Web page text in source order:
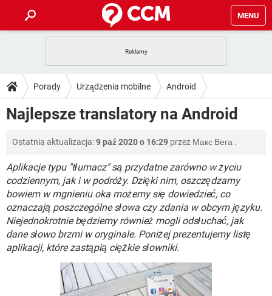
MENU
GRY WHATSAPP
SPOTIFY NETFLIX
PORADY
PlayStation TIKTOK
GRY WHATSAPP
SPOTIFY NETFLIX
INSTAGRAM FACEBOOK
WINDOWS 10
DO POBRANIA
IOS NETFLIX
INSTAGRAM FACEBOOK
WINDOWS 10
FORUM
COVID-19 TIKTOK
GRY WHATSAPP
SPOTIFY NETFLIX
INSTAGRAM FACEBOOK
WINDOWS 10
ARTYKUŁY
COVID-19 TIKTOK
WHATSAPP
SPOTIFY NETFLIX
INSTAGRAM
Porady Urządzenia mobilne Android
Najlepsze translatory na Android
Ostatnia aktualizacja:9 paź 2020 o 16:29 przez Макс Вега .
Aplikacje typu "tłumacz" są przydatne zarówno w życiu
codziennym, jak i w podróży. Dzięki nim, oszczędzamy
bowiem w mgnieniu oka możemy się dowiedzieć, co
oznaczają poszczególne słowa czy zdania w obcym języku.
Niejednokrotnie będziemy również mogli odsłuchać, jak
dane słowo brzmi w oryginale. Poniżej prezentujemy listę
aplikacji, które zastąpią ciężkie słowniki.